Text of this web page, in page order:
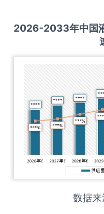
2026-2033年中国
数据